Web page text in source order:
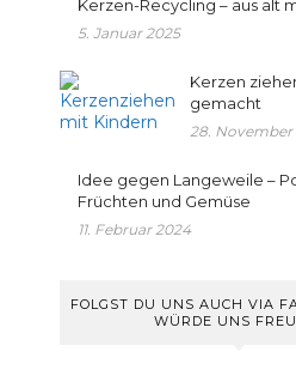
Kerzen-Recycling – aus alt
5. Januar 2025
Kerzen
gemacht
28. November
Idee gegen Langeweile –
Früchten und Gemüse
11. Februar 2024
FOLGST DU UNS AUCH VIA
WÜRDE UNS